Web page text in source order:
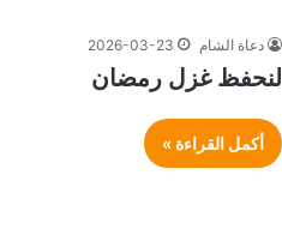
دعاة الشام 2026-03-23
لنحفظ غزل رمضان
أكمل القراءة »